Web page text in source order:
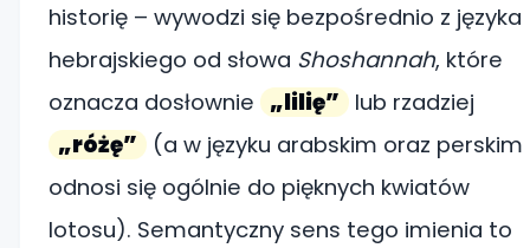
historię – wywodzi się bezpośrednio z języka
hebrajskiego od słowa Shoshannah, które
oznacza dosłownie „lilię” lub rzadziej
„różę”
(a w języku arabskim oraz perskim
odnosi się ogólnie do pięknych kwiatów
lotosu). Semantyczny sens tego imienia to